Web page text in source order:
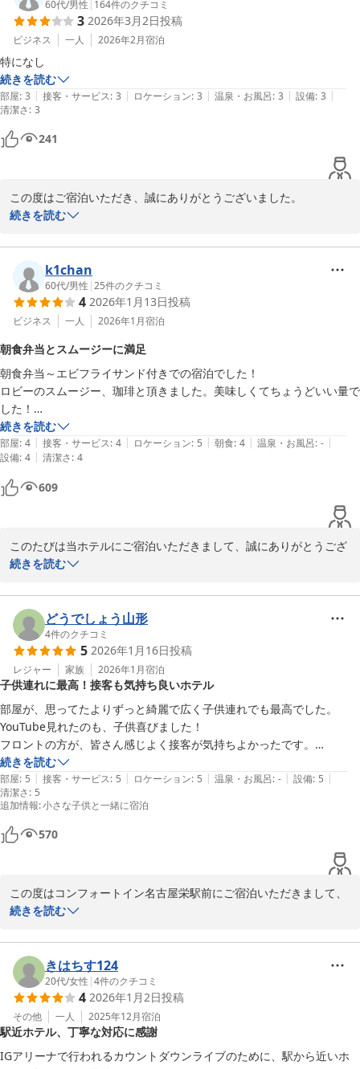
初日のご宿泊料金につきまして、ご期待にそえず、心苦しく存じま
す。
料金はご予約状況や時期により変動する場合がございますが、今後
もご納得いただけるご滞在となるよう努めてまいります。
そのような中でも、フリードリンクコーナーや朝のスムージー、ス
ープ・みそ汁をお楽しみいただけたとのこと、大変嬉しく存じま
す。
ご滞在中のひとときが少しでも快適なものとなっておりましたら幸
次回、名古屋にお越しの際も、当ホテルをお選びいただければ幸い
でございます。
2026-04-27
60代/男性 | 164件のクチコミ
3 2026年3月2日投稿
ビジネス 一人 2026年2月宿泊
特になし
続きを読む
部屋: 3 | 接客・サービス: 3 | ロケーション: 3 | 温泉・お風呂: 3 | 設備: 3 |
清潔さ: 3
241
この度はご宿泊いただき、誠にありがとうございました。
また、お忙しい中ご宿泊の感想をお寄せいただき、重ねて御礼申し
お部屋や接客、ロケーション、設備、清潔さなど各項目において率
直な評価をお寄せいただき感謝申し上げます。
今後もお客様により快適に、安心してお過ごしいただけるホテルと
またのお越しをスタッフ一同心よりお待ち申し上げております。
コンフォートイン名古屋栄駅前
2026-03-03
続きを読む
k1chan
60代/男性 |25件のクチコミ
4 2026年1月13日投稿
ビジネス 一人 2026年1月宿泊
朝食弁当とスムージーに満足
朝食弁当～エビフライサンド付きでの宿泊でした！
ロビーのスムージー、珈琲と頂きました。美味しくてちょうどいい量で
した！
部屋も必要にして十分な広さ！　キャリーバックを広げるスペースも確
保できます。満足！
続きを読む
部屋: 4 | 接客・サービス: 4 | ロケーション: 5 | 朝食: 4 | 温泉・お風呂: - |
設備: 4 | 清潔さ: 4
609
このたびは当ホテルにご宿泊いただきまして、誠にありがとうござ
います。
す。
ご利用いただいた朝食弁当は、WEB予約限定プランとして名古屋名
物のエビフライを使用したサンドイッチをご用意しております。
他にも天むすのお弁当など、名古屋らしさを感じていただけるメニ
ューをご用意しておりますので、次回ご宿泊の際もぜひお楽しみく
ださい。
ロビーのウェルカムドリンクサービスにつきましても、コーヒーの
ほかソフトドリンクやスープなどをご用意しており、ご滞在中のひ
とときにお役立ていただけましたら幸いです。
朝の時間帯にはスムージーもご用意しております。
また、お部屋の広さにつきましてもご満足いただけたとのこと、大
変うれしく思っております。
今後も快適にお過ごしいただけるホテルを目指してまいります。
コンフォートイン名古屋栄駅前
続きを読む
どうでしょう山形
4件のクチコミ
5 2026年1月16日投稿
レジャー 家族 2026年1月宿泊
子供連れに最高！接客も気持ち良いホテル
部屋が、思ってたよりずっと綺麗で広く子供連れでも最高でした。
YouTube見れたのも、子供喜びました！
フロントの方が、皆さん感じよく接客が気持ちよかったです。
タクシーの確認も、外に出て見送りまでして頂き、感謝しています。
また利用したいです。
続きを読む
部屋: 5 | 接客・サービス: 5 | ロケーション: 5 | 温泉・お風呂: - | 設備: 5 |
清潔さ: 5
追加情報:小さな子供と一緒に宿泊
570
この度はコンフォートイン名古屋栄駅前にご宿泊いただきまして、
誠にありがとうございました。
す。
数々のお褒めの言葉を頂戴することができ、大変嬉しく存じます。
対応をいたしましたスタッフや、メンテナンスや清掃を行っており
ます客室スタッフ一同、いただきましたお声を励みに今後も尽力し
て参ります。
続きを読む
きはちす124
20代/女性 |4件のクチコミ
4 2026年1月2日投稿
その他 一人 2025年12月宿泊
駅近ホテル、丁寧な対応に感謝
IGアリーナで行われるカウントダウンライブのために、駅から近いホ